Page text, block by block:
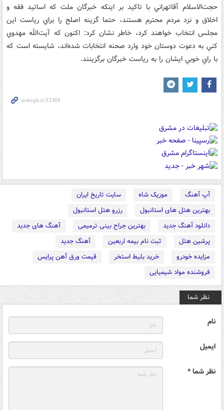
حجت‌الاسلام آقاتهراني با تاکيد بر اينکه خبرگان ملت که اساتيد فقه و
اخلاق و نزد مردم محترم هستند، حتما گزينه اصلح را براي رياست اين
مجلس انتخاب خواهند کرد، خاطر نشان کرد: اکنون که آيت‌الله مهدوي
کني به دعوت دوستان خود وارد صحنه انتخابات شده‌اند، شايسته است که
با راي خوبي ايشان را به رياست خبرگان برگزينند.
آپ آهنگ موزیک شاه
سایت تاریخ ایران
بهترین هتل های استانبول
رزرو هتل استانبول
دانلود آهنگ جدید
بهترین جراح بینی ترمیمی
آهنگ های جدید
پرشین هتل
ثبت نام بیمه اربعین
آهنگ جدید
مزایده خودرو
خرید بلیط استخر
قیمت ورق آهن پرایس
فروشنده مواد شیمیایی
نظر شما
نام
ایمیل
نظر شما *